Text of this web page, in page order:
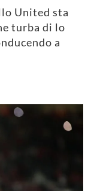
United sta
turba di lo
a